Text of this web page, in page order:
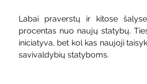
Labai praverstų ir kitose
procentas nuo naujų statybų.
iniciatyva, bet kol kas naujoji
savivaldybių statyboms.